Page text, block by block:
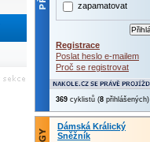
zapamatovat
Registrace
Poslat heslo e-mailem
Proč se registrovat
369 cyklistů (8 přihlášených)
Dámská Králický
Sněžník